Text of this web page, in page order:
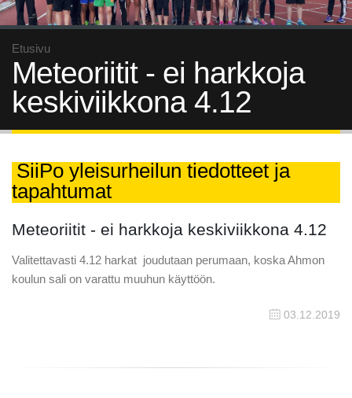
Etusivu
Meteoriitit - ei harkkoja
keskiviikkona 4.12
SiiPo yleisurheilun tiedotteet ja
tapahtumat
Meteoriitit - ei harkkoja keskiviikkona 4.12
Valitettavasti 4.12 harkat joudutaan perumaan, koska Ahmon
koulun sali on varattu muuhun käyttöön.
03.12.2019